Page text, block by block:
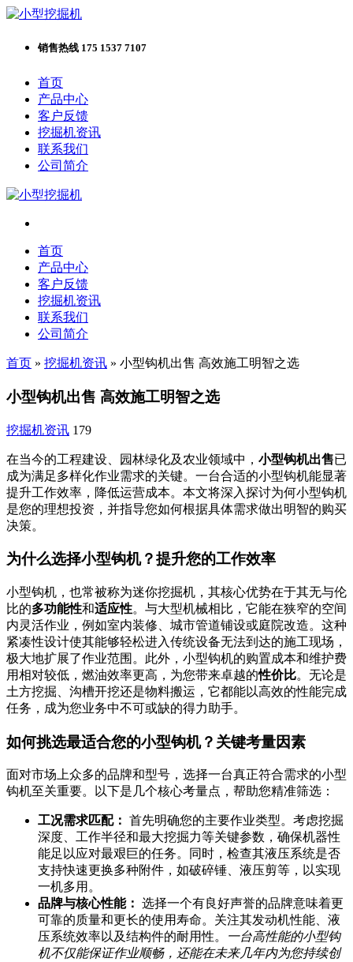
销售热线 175 1537 7107
首页
产品中心
客户反馈
挖掘机资讯
联系我们
公司简介
首页
产品中心
客户反馈
挖掘机资讯
联系我们
公司简介
首页 » 挖掘机资讯 » 小型钩机出售 高效施工明智之选
小型钩机出售 高效施工明智之选
挖掘机资讯 179
在当今的工程建设、园林绿化及农业领域中， 小型钩机出售已
成为满足多样化作业需求的关键。一台合适的小型钩机能显著
提升工作效率，降低运营成本。本文将深入探讨为何小型钩机
是您的理想投资，并指导您如何根据具体需求做出明智的购买
决策。
为什么选择小型钩机？提升您的工作效率
小型钩机，也常被称为迷你挖掘机，其核心优势在于其无与伦
比的多功能性和适应性。与大型机械相比，它能在狭窄的空间
内灵活作业，例如室内装修、城市管道铺设或庭院改造。这种
紧凑性设计使其能够轻松进入传统设备无法到达的施工现场，
极大地扩展了作业范围。此外，小型钩机的购置成本和维护费
用相对较低，燃油效率更高，为您带来卓越的性价比。无论是
土方挖掘、沟槽开挖还是物料搬运，它都能以高效的性能完成
任务，成为您业务中不可或缺的得力助手。
如何挑选最适合您的小型钩机？关键考量因素
面对市场上众多的品牌和型号，选择一台真正符合需求的小型
钩机至关重要。以下是几个核心考量点，帮助您精准筛选：
工况需求匹配： 首先明确您的主要作业类型。考虑挖掘
深度、工作半径和最大挖掘力等关键参数，确保机器性
能足以应对最艰巨的任务。同时，检查其液压系统是否
支持快速更换多种附件，如破碎锤、液压剪等，以实现
一机多用。
品牌与核心性能： 选择一个有良好声誉的品牌意味着更
可靠的质量和更长的使用寿命。关注其发动机性能、液
压系统效率以及结构件的耐用性。
一台高性能的小型钩
机不仅能保证作业顺畅，还能在未来几年内为您持续创